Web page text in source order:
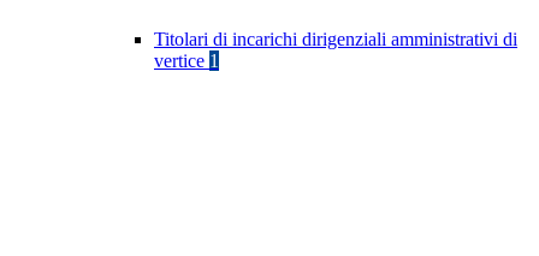
Titolari di incarichi dirigenziali amministrativi di
vertice 1